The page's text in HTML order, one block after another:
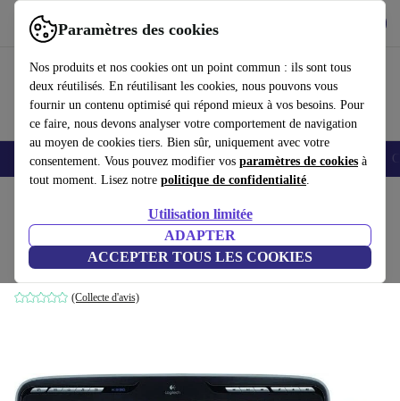
Paramètres des cookies
Nos produits et nos cookies ont un point commun : ils sont tous
deux réutilisés. En réutilisant les cookies, nous pouvons vous
fournir un contenu optimisé qui répond mieux à vos besoins. Pour
ce faire, nous devons analyser votre comportement de navigation
au moyen de cookies tiers. Bien sûr, uniquement avec votre
consentement. Vous pouvez modifier vos paramètres de cookies à
tout moment. Lisez notre politique de confidentialité.
Utilisation limitée
ADAPTER
ACCEPTER TOUS LES COOKIES
Utilisez refurbed rapidement et facilement
Smartphones Laptops Tablettes Montres connectées Accessoires
Logitech MK330
Noir
(Collecte d'avis)